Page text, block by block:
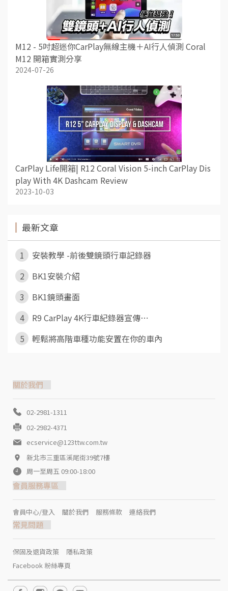
M12 - 5吋超迷你CarPlay無線主機＋AI行人偵測 Coral
M12 開箱實測分享
2024-07-26
CarPlay Life開箱| R12 Coral Vision 5-inch CarPlay Dis
play With 4K Dashcam Review
2023-10-03
最新文章
1
安裝教學 -前後雙鏡頭行車記錄器
2
BK1安裝介紹
3
BK1鏡頭畫面
4
R9 CarPlay 4K行車紀錄器宣傳⋯
5
輕鬆將高階車種功能安置在你的車內
關於我們
02-2981-1311
02-2982-4371
ecservice@123ttw.com.tw
新北市三重區溪尾街39號7樓
周一至周五 09:00-18:00
會員服務專區
會員中心/登入 關於我們 服務條款 連絡我們
常見問題
保固及退貨政策
隱私政策
Facebook 粉絲專頁